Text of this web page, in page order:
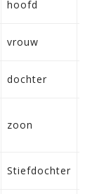
hoofd
vrouw
dochter
zoon
Stiefdochter